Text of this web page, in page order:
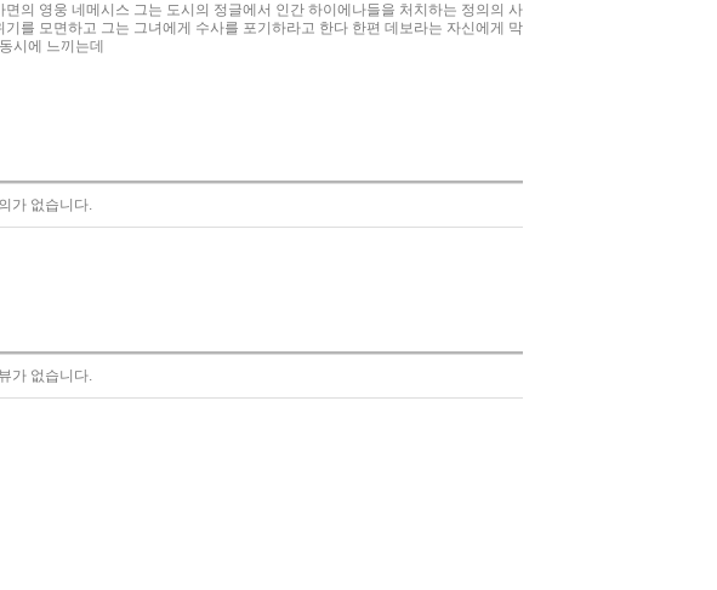
의 영웅 네메시스 그는 도시의 정글에서 인간 하이에나들을 처치하는 정의의 사
를 모면하고 그는 그녀에게 수사를 포기하라고 한다 한편 데보라는 자신에게 막
시에 느끼는데
가 없습니다.
가 없습니다.